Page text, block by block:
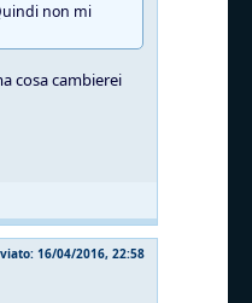
non mi
cosa cambierei
16/04/2016, 22:58